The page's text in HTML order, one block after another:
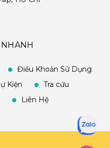
Điều Khoản Sử Dụng
Kiện
Tra cứu
Liên Hệ